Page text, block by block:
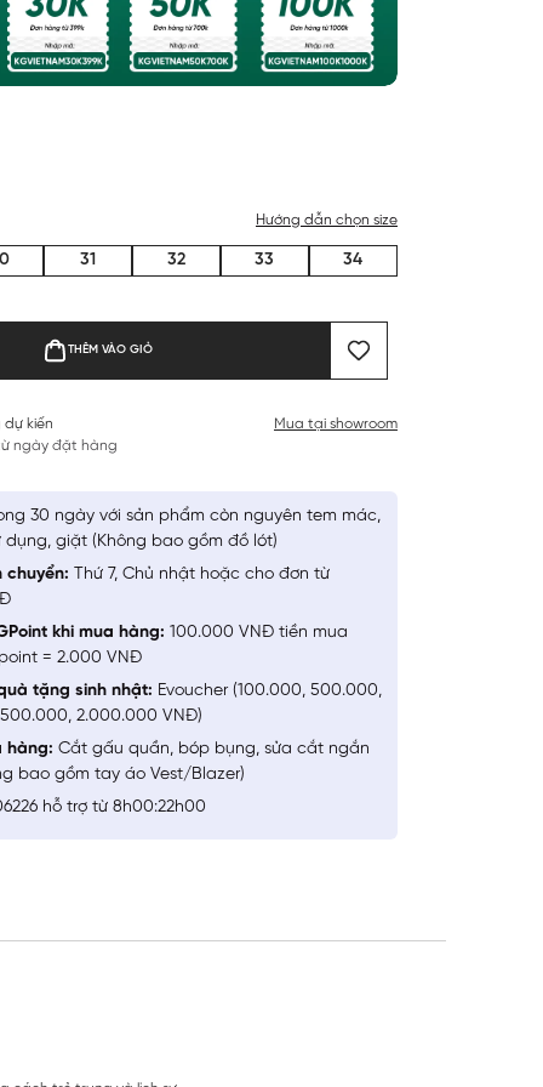
Hướng dẫn chọn size
31 32 33
34
THÊM VÀO GIỎ
dự kiến
ngày đặt hàng
Mua tại showroom
30 ngày với sản phẩm còn nguyên tem mác,
dụng, giặt (Không bao gồm đồ lót)
chuyển: Thứ 7, Chủ nhật hoặc cho đơn từ
khi mua hàng: 100.000 VNĐ tiền mua
= 2.000 VNĐ
tặng sinh nhật: Evoucher (100.000, 500.000,
2.000.000 VNĐ)
hàng: Cắt gấu quần, bóp bụng, sửa cắt ngắn
bao gồm tay áo Vest/Blazer)
hỗ trợ từ 8h00:22h00